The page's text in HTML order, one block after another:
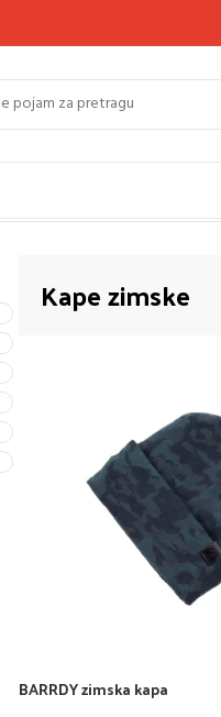
Kape zimske
BARRDY zimska kapa